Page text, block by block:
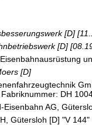
[D]
[D]
[D]
DH
Eisenbahn AG,
Gütersloh [D] "V 144"